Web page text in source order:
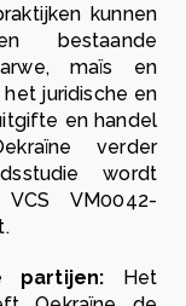
kunnen
bestaande
maïs en
juridische en
en handel
verder
wordt
VM0042-
partijen: Het